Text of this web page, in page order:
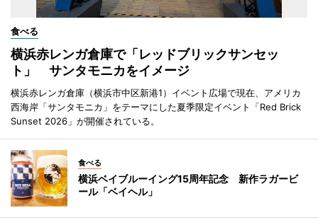
食べる
横浜赤レンガ倉庫で「レッドブリックサンセッ
ト」 サンタモニカをイメージ
横浜赤レンガ倉庫（横浜市中区新港1）イベント広場で現在、アメリカ
西海岸「サンタモニカ」をテーマにした夏季限定イベント「Red Brick
Sunset 2026」が開催されている。
食べる
横浜ベイブルーイング15周年記念 新作ラガービ
ール「ベイヘル」